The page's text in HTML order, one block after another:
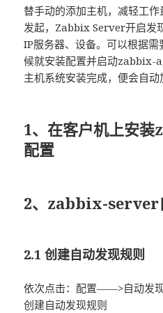
替手动的添加主机，减轻工
发起，Zabbix Server开启发
IP服务器、设备。可以根据
候就安装配置并启动zabbix-
主机系统安装完成，便会自动
1、在客户机上安
配置
2、zabbix-server
2.1 创建自动发现规则
依次点击：配置——>自动发
创建自动发现规则